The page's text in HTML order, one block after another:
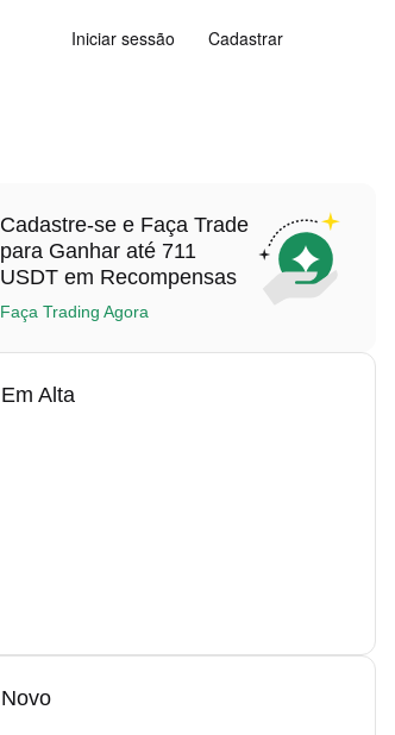
Iniciar sessão Cadastrar
Cadastre-se e Faça Trade
para Ganhar até 711
USDT em Recompensas
Faça Trading Agora
Em Alta
Novo